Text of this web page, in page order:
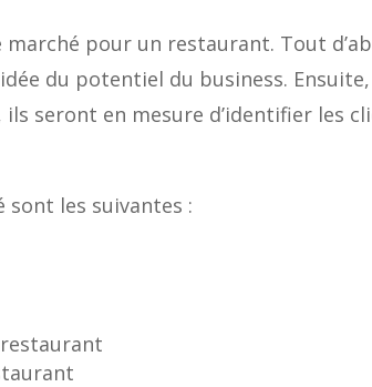
pour un restaurant. Tout
du potentiel du business.
seront en mesure d’identifier les
sont les suivantes :